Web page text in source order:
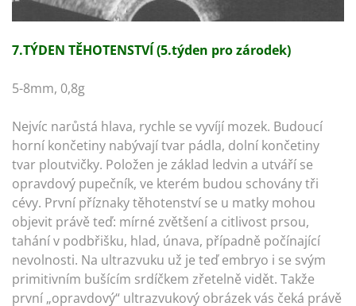
7.TÝDEN TĚHOTENSTVÍ (5.týden pro zárodek)
5-8mm, 0,8g
Nejvíc narůstá hlava, rychle se vyvíjí mozek. Budoucí
horní končetiny nabývají tvar pádla, dolní končetiny
tvar ploutvičky. Položen je základ ledvin a utváří se
opravdový pupečník, ve kterém budou schovány tři
cévy. První příznaky těhotenství se u matky mohou
objevit právě teď: mírné zvětšení a citlivost prsou,
tahání v podbřišku, hlad, únava, případně počínající
nevolnosti. Na ultrazvuku už je teď embryo i se svým
primitivním bušícím srdíčkem zřetelně vidět. Takže
první „opravdový“ ultrazvukový obrázek vás čeká právě